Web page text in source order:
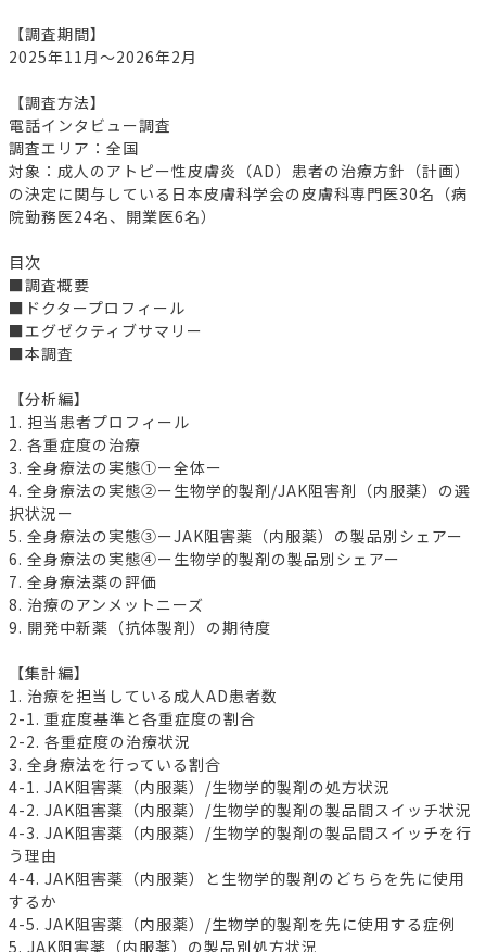
【調査期間】
2025年11月～2026年2月
【調査方法】
電話インタビュー調査
調査エリア：全国
対象：成人のアトピー性皮膚炎（AD）患者の治療方針（計画）
の決定に関与している日本皮膚科学会の皮膚科専門医30名（病
院勤務医24名、開業医6名）
目次
■調査概要
■ドクタープロフィール
■エグゼクティブサマリー
■本調査
【分析編】
1. 担当患者プロフィール
2. 各重症度の治療
3. 全身療法の実態①ー全体ー
4. 全身療法の実態②ー生物学的製剤/JAK阻害剤（内服薬）の選
択状況ー
5. 全身療法の実態③ーJAK阻害薬（内服薬）の製品別シェアー
6. 全身療法の実態④ー生物学的製剤の製品別シェアー
7. 全身療法薬の評価
8. 治療のアンメットニーズ
9. 開発中新薬（抗体製剤）の期待度
【集計編】
1. 治療を担当している成人AD患者数
2-1. 重症度基準と各重症度の割合
2-2. 各重症度の治療状況
3. 全身療法を行っている割合
4-1. JAK阻害薬（内服薬）/生物学的製剤の処方状況
4-2. JAK阻害薬（内服薬）/生物学的製剤の製品間スイッチ状況
4-3. JAK阻害薬（内服薬）/生物学的製剤の製品間スイッチを行
う理由
4-4. JAK阻害薬（内服薬）と生物学的製剤のどちらを先に使用
するか
4-5. JAK阻害薬（内服薬）/生物学的製剤を先に使用する症例
5. JAK阻害薬（内服薬）の製品別処方状況